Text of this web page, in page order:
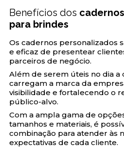
Benefícios dos
para brindes
Os cadernos personalizados
e eficaz de presentear
parceiros de negócio.
Além de serem úteis no dia a
carregam a marca da
visibilidade e fortalecendo o
público-alvo.
Com a ampla gama de
tamanhos e materiais, é
combinação para atender às
expectativas de cada cliente.